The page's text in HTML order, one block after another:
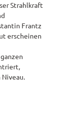
Strahlkraft
Frantz
erscheinen